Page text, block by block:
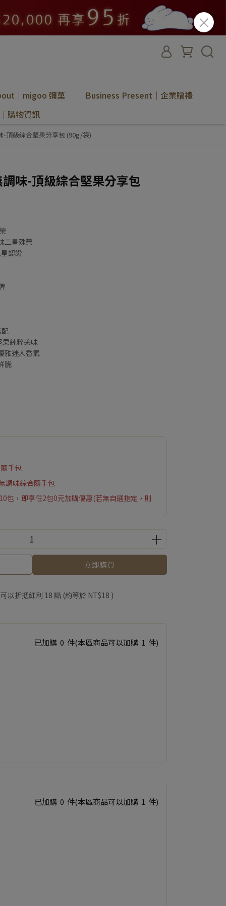
｜migoo 彌菓
Business Present｜企業贈禮
購物資訊
-頂級綜合堅果分享包 (90g/袋)
味-頂級綜合堅果分享包
二星殊榮
認證
純粹美味
雅迷人香氣
脆
手包
調味綜合隨手包
包，即享任2包0元加購優惠(若無自選指定，則
立即購買
以折抵紅利 18 點 (約等於 NT$18 )
已加購 0 件(本區商品可以加購 1 件)
已加購 0 件(本區商品可以加購 1 件)